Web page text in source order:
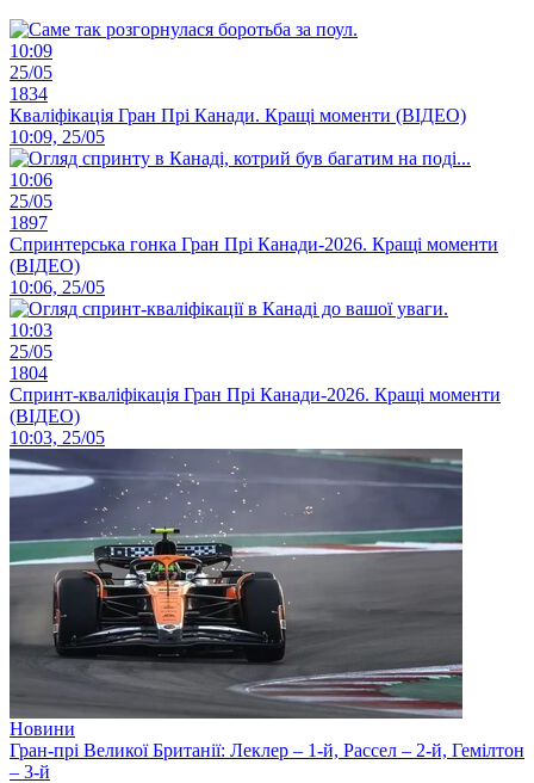
10:09
25/05
1834
Кваліфікація Гран Прі Канади. Кращі моменти (ВІДЕО)
10:09, 25/05
10:06
25/05
1897
Спринтерська гонка Гран Прі Канади-2026. Кращі моменти
(ВІДЕО)
10:06, 25/05
10:03
25/05
1804
Спринт-кваліфікація Гран Прі Канади-2026. Кращі моменти
(ВІДЕО)
10:03, 25/05
Новини
Гран-прі Великої Британії: Леклер – 1-й, Рассел – 2-й, Гемілтон
– 3-й